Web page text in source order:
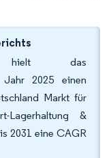
hielt das
Jahr 2025 einen
Markt für
Lagerhaltung &
2031 eine CAGR